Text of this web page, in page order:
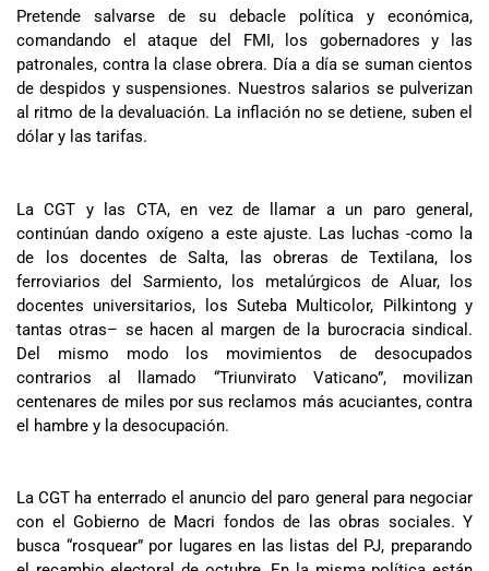
Pretende salvarse de su debacle política y económica,
comandando el ataque del FMI, los gobernadores y las
patronales, contra la clase obrera. Día a día se suman cientos
de despidos y suspensiones. Nuestros salarios se pulverizan
al ritmo de la devaluación. La inflación no se detiene, suben el
dólar y las tarifas.
La CGT y las CTA, en vez de llamar a un paro general,
continúan dando oxígeno a este ajuste. Las luchas -como la
de los docentes de Salta, las obreras de Textilana, los
ferroviarios del Sarmiento, los metalúrgicos de Aluar, los
docentes universitarios, los Suteba Multicolor, Pilkintong y
tantas otras– se hacen al margen de la burocracia sindical.
Del mismo modo los movimientos de desocupados
contrarios al llamado “Triunvirato Vaticano”, movilizan
centenares de miles por sus reclamos más acuciantes, contra
el hambre y la desocupación.
La CGT ha enterrado el anuncio del paro general para negociar
con el Gobierno de Macri fondos de las obras sociales. Y
busca “rosquear” por lugares en las listas del PJ, preparando